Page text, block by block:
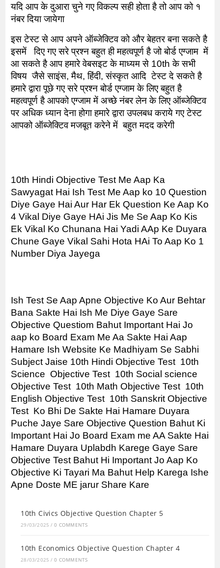
यदि आप के दुआरा चुने गए विकल्प सही होता है तो आप को १
नंबर दिया जायेगा
इस टेस्ट से आप अपने ऑब्जेक्टिव को और बेहतर बना सकते है
इसमें   दिए गए सरे प्रश्न बहुत ही महत्वपूर्ण है जो बोर्ड एग्जाम  में
आ सकते है आप हमारे वेबसइट के माध्यम से 10th के सभी
विषय  जैसे साइंस, मैथ, हिंदी, संस्कृत आदि  टेस्ट दे सकते है
हमारे द्वारा पूछे गए सरे प्रश्न बोर्ड एग्जाम के लिए बहुत है
महत्वपूर्ण है आपको एग्जाम में अच्छे नंबर लेन के लिए ऑब्जेक्टिव
पर अधिक ध्यान देना होगा हमारे द्वारा उपलबध कराये गए टेस्ट
आपको ऑब्जेक्टिव मजबूत करेने में  बहुत मदद करेगी
10th Hindi Objective Test Me Aap Ka
Sawyagat Hai Ish Test Me Aap ko 10 Question
Diye Gaye Hai Aur Har Ek Question Ke Aap Ko
4 Vikal Diye Gaye HAi Jis Me Se Aap Ko Kis
Ek Vikal Ko Chunana Hai Yadi AAp Ke Duyara
Chune Gaye Vikal Sahi Hota HAi To Aap Ko 1
Number Diya Jayega
Ish Test Se Aap Apne Objective Ko Aur Behtar
Bana Sakte Hai Ish Me Diye Gaye Sare
Objective Questiom Bahut Important Hai Jo
aap ko Board Exam Me Aa Sakte Hai Aap
Hamare Ish Website Ke Madhiyam Se Sabhi
Subject Jaise 10th Hindi Objective Test  10th
Science  Objective Test  10th Social science
Objective Test  10th Math Objective Test  10th
English Objective Test  10th Sanskrit Objective
Test  Ko Bhi De Sakte Hai Hamare Duyara
Puche Jaye Sare Objective Question Bahut Ki
Important Hai Jo Board Exam me AA Sakte Hai
Hamare Duyara Uplabdh Karege Gaye Sare
Objective Test Bahut Hi Important Jo Aap Ko
Objective Ki Tayari Ma Bahut Help Karega Ishe
Apne Doste ME jarur Share Kare
10th Civics Objective Question Chapter 5
29/03/2025 / 0 COMMENTS
10th Economics Objective Question Chapter 4
28/03/2025 / 0 COMMENTS